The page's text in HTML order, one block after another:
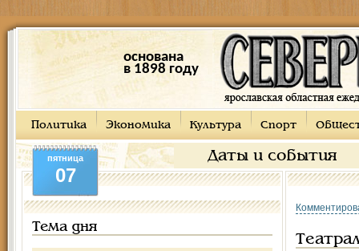
основана
в 1898 году
Политика Экономика Культура Спорт
Даты и события
пятница
07
Тема дня